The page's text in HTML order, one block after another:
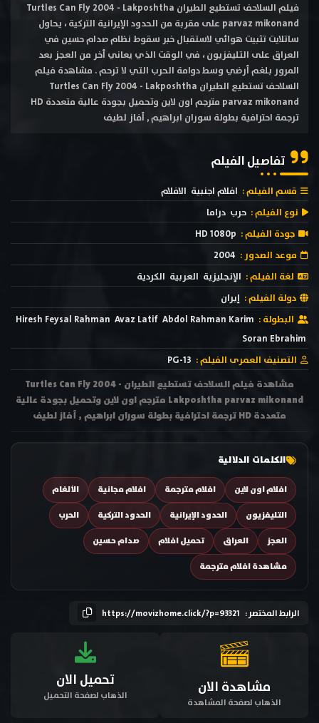
فيلم السلاحف تستطيع الطيران Turtles Can Fly 2004 - Lakposhtha
parvaz mikonand على مقربة من الحدود الإيرانية التركية ، يحاول
ساتلايت تثبيت هوائي لاستقبال خبر سقوط نظام صدام حسين في
العراق على التليفزيون ، في الوقت الذي يعاني أخر من العجز بعد
المرور بلغم أرضي وسط دوامة الحرب التي لا ترحم . مشاهدة فيلم
السلاحف تستطيع الطيران Turtles Can Fly 2004 - Lakposhtha
parvaz mikonand مترجم اون لاين وتحميل بجودة عالية متعددة HD
ترجمة احترافية بطولة سوران ابراهيم , أفاز لطيف
تفاصيل الفيلم
قسم الفيلم : افلام اجنبية الافلام
نوع الفيلم : حرب دراما
جودة الفيلم : HD 1080p
موعد الصدور : 2004
لغة الفيلم : الإنجليزية العربية الكردية
دولة الفيلم : إيران
البطولة : Abdol Rahman Karim
Avaz Latif
Hiresh Feysal Rahman
Soran Ebrahim
التصنيف العمرى الفيلم : PG-13
مشاهدة فيلم السلاحف تستطيع الطيران Turtles Can Fly 2004 -
Lakposhtha parvaz mikonand مترجم اون لاين وتحميل بجودة عالية
متعددة HD ترجمة احترافية بطولة سوران ابراهيم , أفاز لطيف
الكلمات الدلالية
افلام اون لاين افلام مترجمة افلام مجانية
الألغام
التليفزيون
الحدود الإيرانية الحدود التركية
الحرب
العجز
العراق تحميل افلام
صدام حسين
مشاهدة افلام مترجمة
الرابط المختصر : https://movizhome.click/?p=93321
مشاهدة الان
الذهاب لصفحة المشاهدة
تحميل الان
الذهاب لصفحة التحميل